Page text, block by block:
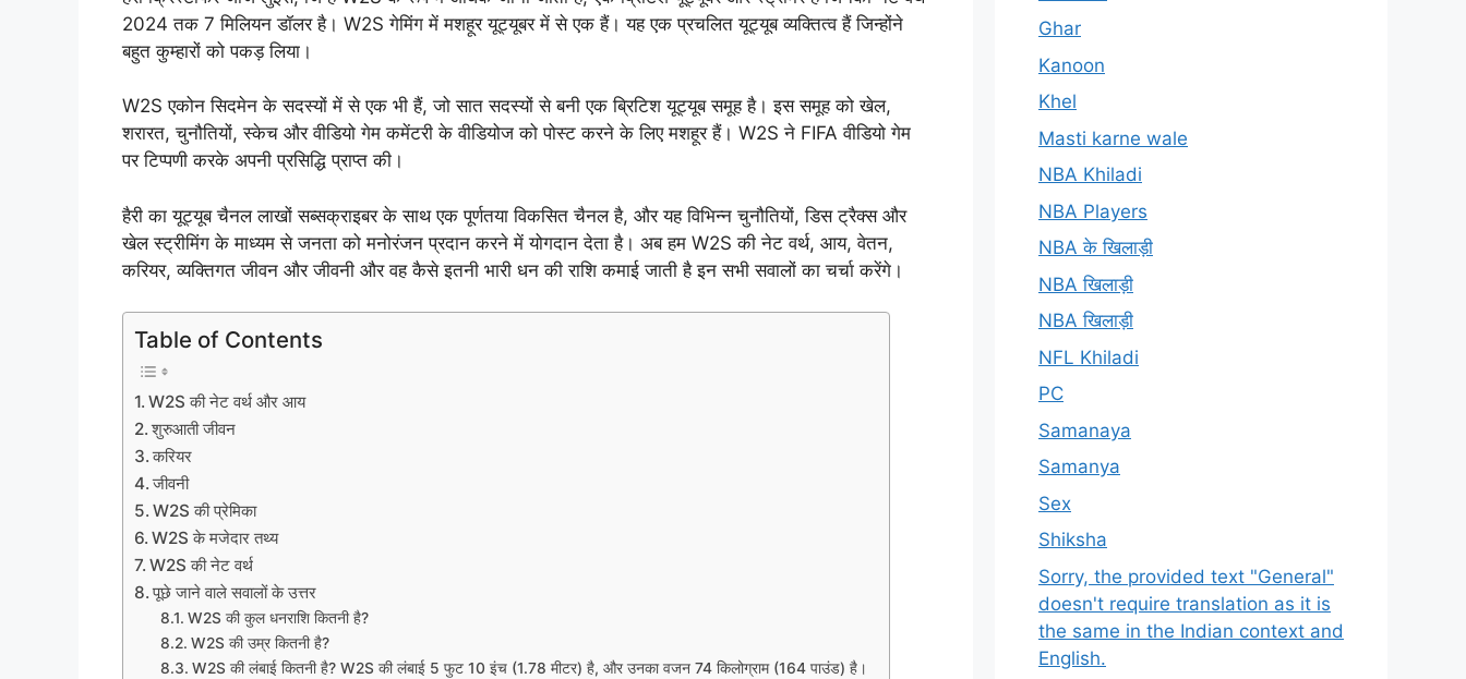
2024 तक 7 मिलियन डॉलर है। W2S गेमिंग में मशहूर यूट्यूबर में से एक हैं। यह एक प्रचलित यूट्यूब व्यक्तित्व हैं जिन्होंने
बहुत कुम्हारों को पकड़ लिया।
W2S एकोन सिदमेन के सदस्यों में से एक भी हैं, जो सात सदस्यों से बनी एक ब्रिटिश यूट्यूब समूह है। इस समूह को खेल,
शरारत, चुनौतियों, स्केच और वीडियो गेम कमेंटरी के वीडियोज को पोस्ट करने के लिए मशहूर हैं। W2S ने FIFA वीडियो गेम
पर टिप्पणी करके अपनी प्रसिद्धि प्राप्त की।
हैरी का यूट्यूब चैनल लाखों सब्सक्राइबर के साथ एक पूर्णतया विकसित चैनल है, और यह विभिन्न चुनौतियों, डिस ट्रैक्स और
खेल स्ट्रीमिंग के माध्यम से जनता को मनोरंजन प्रदान करने में योगदान देता है। अब हम W2S की नेट वर्थ, आय, वेतन,
करियर, व्यक्तिगत जीवन और जीवनी और वह कैसे इतनी भारी धन की राशि कमाई जाती है इन सभी सवालों का चर्चा करेंगे।
Table of Contents
W2S की नेट वर्थ और आय
शुरुआती जीवन
करियर
जीवनी
W2S की प्रेमिका
W2S के मजेदार तथ्य
W2S की नेट वर्थ
पूछे जाने वाले सवालों के उत्तर
W2S की कुल धनराशि कितनी है?
W2S की उम्र कितनी है?
W2S की लंबाई कितनी है? W2S की लंबाई 5 फुट 10 इंच (1.78 मीटर) है, और उनका वजन 74 किलोग्राम (164 पाउंड) है।
Ghar
Kanoon
Khel
Masti karne wale
NBA Khiladi
NBA Players
NBA के खिलाड़ी
NBA खिलाड़ी
NBA खिलाड़ी
NFL Khiladi
PC
Samanaya
Samanya
Sex
Shiksha
Sorry, the provided text "General"
doesn't require translation as it is
the same in the Indian context and
English.